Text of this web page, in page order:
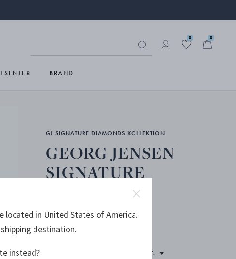
0 0
BRAND
GJ SIGNATURE DIAMONDS KOLLEKTION
GEORG JENSEN
SIGNATURE
DIAMONDS
hängsmycke
located in United States of America.
destination.
instead?